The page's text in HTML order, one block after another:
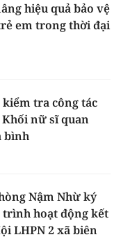
hiệu quả bảo vệ
em trong thời đại
kiểm tra công tác
nữ sĩ quan
bình
Nậm Nhừ ký
hoạt động kết
LHPN 2 xã biên